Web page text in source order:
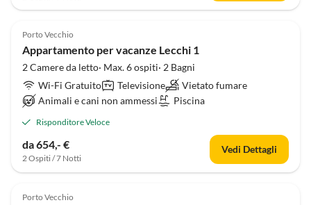
Porto Vecchio
Appartamento per vacanze Lecchi 1
2 Camere da letto· Max. 6 ospiti· 2 Bagni
Wi-Fi Gratuito
Televisione
Vietato fumare
Animali e cani non ammessi
Piscina
Risponditore Veloce
da 654,- €
2 Ospiti / 7 Notti
Vedi Dettagli
Porto Vecchio